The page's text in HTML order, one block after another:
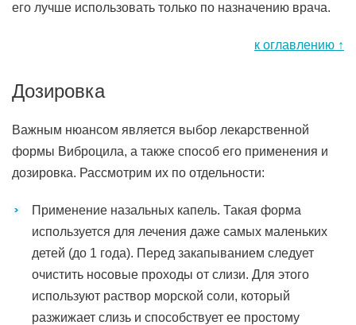
его лучше использовать только по назначению врача.
к оглавлению ↑
Дозировка
Важным нюансом является выбор лекарственной
формы Виброцила, а также способ его применения и
дозировка. Рассмотрим их по отдельности:
Применение назальных капель. Такая форма
используется для лечения даже самых маленьких
детей (до 1 года). Перед закапыванием следует
очистить носовые проходы от слизи. Для этого
используют раствор морской соли, который
разжижает слизь и способствует ее простому